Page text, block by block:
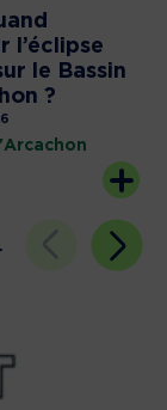
l’éclipse
le Bassin
?